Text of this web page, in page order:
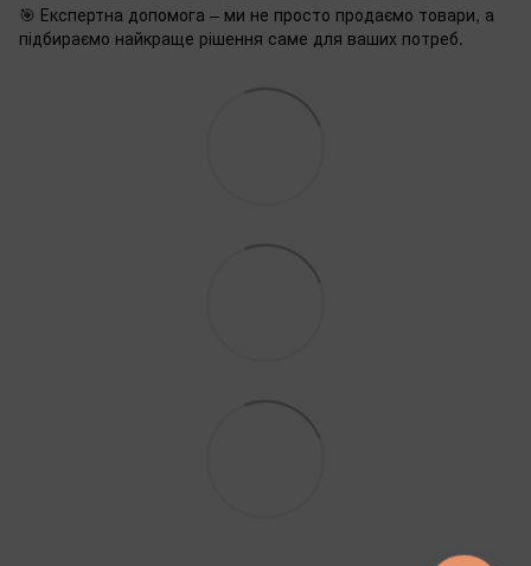
🎯 Експертна допомога – ми не просто продаємо товари, а
підбираємо найкраще рішення саме для ваших потреб.